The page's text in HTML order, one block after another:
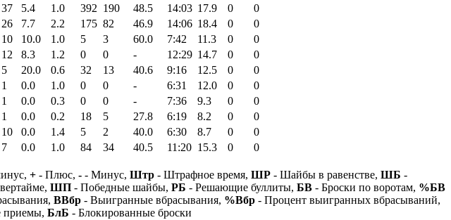
37 5.4 1.0 392 190 48.5 14:03 17.9 0
0
26 7.7 2.2 175 82 46.9 14:06 18.4 0
0
10 10.0 1.0 5 3 60.0 7:42 11.3 0
0
12 8.3 1.2 0 0 - 12:29 14.7 0
0
5 20.0 0.6 32 13 40.6 9:16 12.5 0
0
1 0.0 1.0 0 0 - 6:31 12.0 0
0
1 0.0 0.3 0 0 - 7:36 9.3 0
0
1 0.0 0.2 18 5 27.8 6:19 8.2 0
0
10 0.0 1.4 5 2 40.0 6:30 8.7 0
0
7 0.0 1.0 84 34 40.5 11:20 15.3 0
0
+ - Плюс, - - Минус, Штр - Штрафное время, ШР - Шайбы в равенстве, ШБ -
ШП - Победные шайбы, РБ - Решающие буллиты, БВ - Броски по воротам, %БВ
ВВбр - Выигранные вбрасывания, %Вбр - Процент выигранных вбрасываний,
приемы, БлБ - Блокированные броски